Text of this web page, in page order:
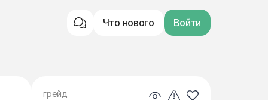
Что нового Войти
грейд